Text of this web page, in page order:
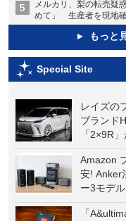
メルカリ、梨の転売疑
めて」 生産者を現地
もっと
Special Site
レイズの
ブランド
「2×9R
Amazon
安! Anker
ー3モデ
「